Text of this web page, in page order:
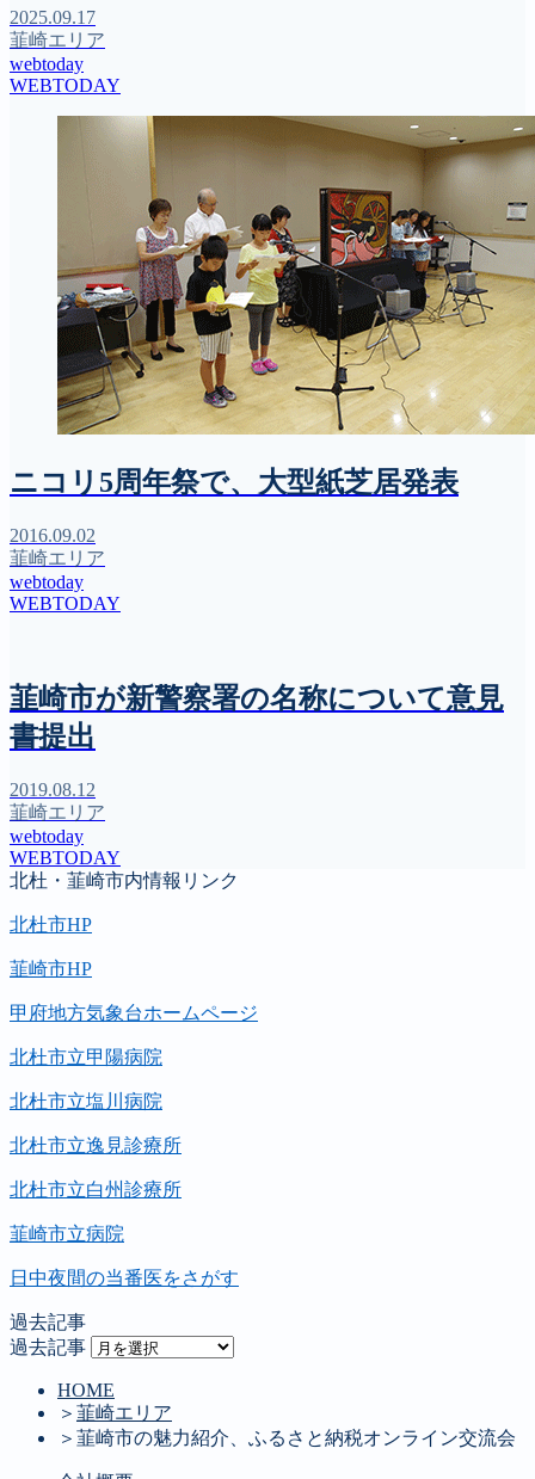
2025.09.17
韮崎エリア
webtoday
WEBTODAY
ニコリ5周年祭で、大型紙芝居発表
2016.09.02
韮崎エリア
webtoday
WEBTODAY
韮崎市が新警察署の名称について意見
書提出
2019.08.12
韮崎エリア
webtoday
WEBTODAY
北杜・韮崎市内情報リンク
北杜市HP
韮崎市HP
甲府地方気象台ホームページ
北杜市立甲陽病院
北杜市立塩川病院
北杜市立逸見診療所
北杜市立白州診療所
韮崎市立病院
日中夜間の当番医をさがす
過去記事
過去記事
HOME
＞ 韮崎エリア
＞ 韮崎市の魅力紹介、ふるさと納税オンライン交流会